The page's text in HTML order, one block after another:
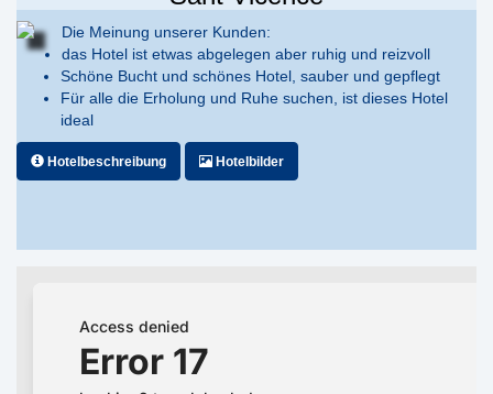
Die Meinung unserer Kunden:
das Hotel ist etwas abgelegen aber ruhig und reizvoll
Schöne Bucht und schönes Hotel, sauber und gepflegt
Für alle die Erholung und Ruhe suchen, ist dieses Hotel
ideal
Hotelbeschreibung Hotelbilder